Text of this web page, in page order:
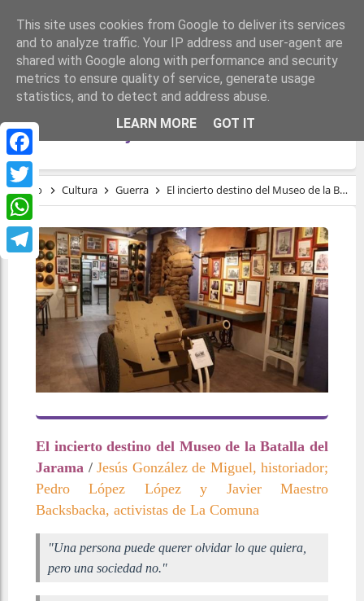
Facebook
Twitter
WhatsApp
Telegram
EL INCIERTO DESTINO DEL MUSEO DE LA
BATALLA DEL JARAMA
Inicio Cultura Guerra El incierto destino del Museo de la Batalla del Jarama
El incierto destino del Museo de la Batalla del
Jarama / Jesús González de Miguel, historiador;
Pedro López López y Javier Maestro
Backsbacka, activistas de La Comuna
"Una persona puede querer olvidar lo que quiera,
pero una sociedad no."
This site uses cookies from Google to deliver its services
and to analyze traffic. Your IP address and user-agent are
shared with Google along with performance and security
metrics to ensure quality of service, generate usage
statistics, and to detect and address abuse.
LEARN MORE
GOT IT